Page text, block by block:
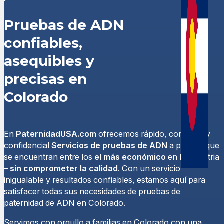
Pruebas de ADN
confiables,
asequibles y
precisas en
Colorado
En PaternidadUSA.com ofrecemos rápido, confiable y
confidencial Servicios de pruebas de ADN a precios que
se encuentran entre los el más económico en la industria
– sin comprometer la calidad. Con un servicio
inigualable y resultados confiables, estamos aquí para
satisfacer todas sus necesidades de pruebas de
paternidad de ADN en Colorado.